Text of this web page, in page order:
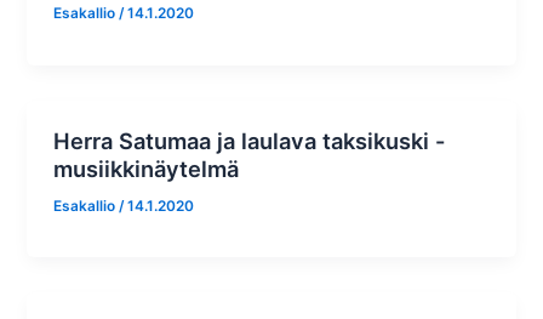
Esakallio/14.1.2020
Herra Satumaa ja laulava taksikuski -
musiikkinäytelmä
Esakallio /14.1.2020